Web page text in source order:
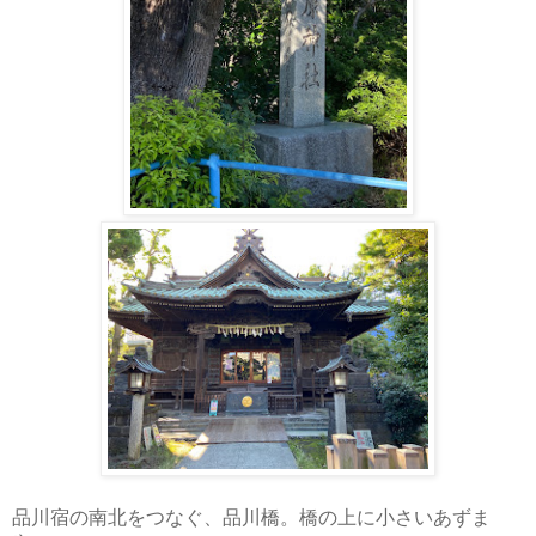
品川宿の南北をつなぐ、品川橋。橋の上に小さいあずま